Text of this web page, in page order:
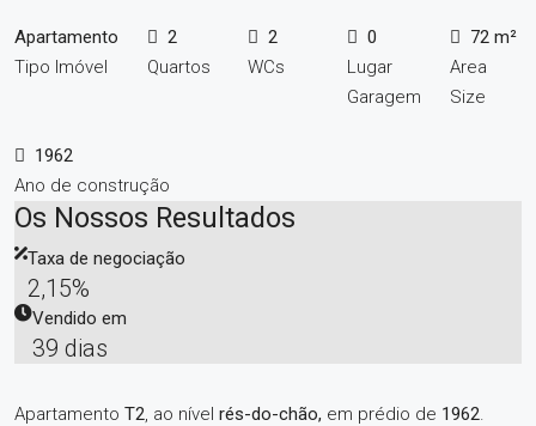
Apartamento
Tipo Imóvel
2
Quartos
2
WCs
0
Lugar
Garagem
72 m²
Area
Size
1962
Ano de construção
Os Nossos Resultados
Taxa de negociação
2,15%
Vendido em
39 dias
Apartamento T2, ao nível rés-do-chão, em prédio de 1962.